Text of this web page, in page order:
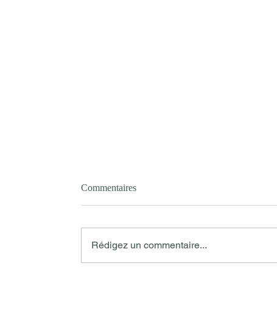
Commentaires
Rédigez un commentaire...